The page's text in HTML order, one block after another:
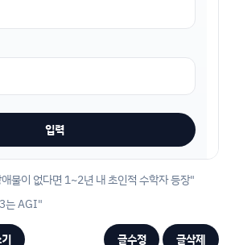
물이 없다면 1~2년 내 초인적 수학자 등장"
는 AGI"
글수정 글삭제